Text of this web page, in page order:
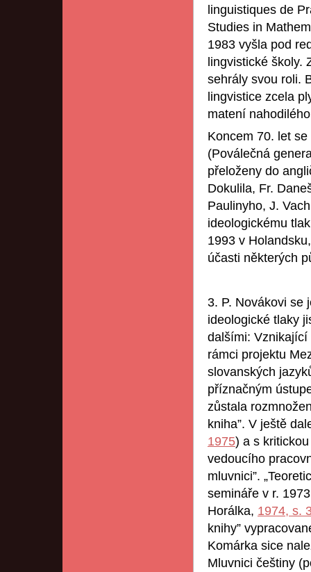
linguistiques de
Studies in
1983 vyšla pod
lingvistické školy.
sehrály svou roli.
lingvistice zcela
matení
Koncem 70. let
(Poválečná
přeloženy do
Dokulila, Fr.
Paulinyho, J.
ideologickému
1993 v
účasti některých
3. P. Novákovi se
ideologické tlaky
dalšími: Vznikající
rámci projektu
slovanských
příznačným
zůstala
kniha”. V ještě
1975) a s
vedoucího
mluvnici”.
semináře v r.
Horálka, 1974, s.
knihy”
Komárka sice
Mluvnici češtiny